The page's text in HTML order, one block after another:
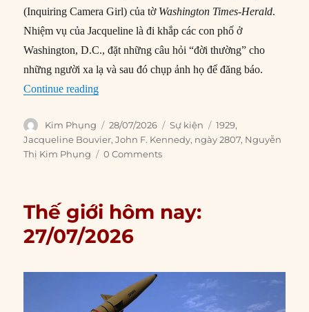
(Inquiring Camera Girl) của tờ Washington Times-Herald.
Nhiệm vụ của Jacqueline là đi khắp các con phố ở
Washington, D.C., đặt những câu hỏi “đời thường” cho
những người xa lạ và sau đó chụp ảnh họ để đăng báo.
Continue reading“28/07/1929: Ngày sinh Đệ nhất Phu nhân
Author
Kim Phụng
Posted
on
28/07/2026 Categories
Sự kiện Tags
1929,
Jacqueline Bouvier,John F. Kennedy, ngày 2807, Nguyễn
Thị Kim Phụng
0 Comments
Thế giới hôm nay:
27/07/2026